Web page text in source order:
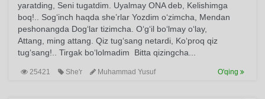
yaratding, Seni tugatdim. Uyalmay ONA deb, Kelishimga
boq!.. Sog‘inch haqda she’rlar Yozdim o‘zimcha, Mendan
peshonangda Dog‘lar tizimcha. O‘g‘il bo‘lmay o‘lay,
Attang, ming attang. Qiz tug‘sang netardi, Ko‘proq qiz
tug‘sang!.. Tirgak bo‘lolmadim Bitta qizingcha...
25421 She'r Muhammad Yusuf O'qing